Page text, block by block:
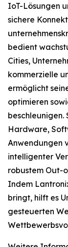
IoT-Lösungen
sichere
bedient
Cities,
kommerzielle
ermöglicht
optimieren
beschleunigen.
Hardware,
Anwendungen
intelligenter
robustem Out-
Indem
bringt, hilft es
gesteuerten